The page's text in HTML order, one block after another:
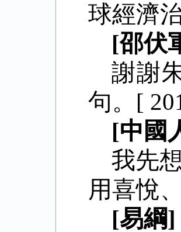
球經濟
[邵伏
謝謝
句。 [
[中國
我先
用喜悅
[易綱]